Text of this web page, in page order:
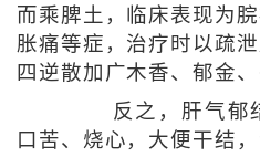
而乘脾土，临床表现为
胀痛等症，治疗时以疏
四逆散加广木香、郁金
反之，肝气郁
口苦、烧心，大便干结